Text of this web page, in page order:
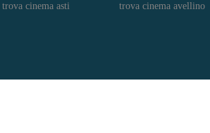
trova cinema asti trova cinema avellino